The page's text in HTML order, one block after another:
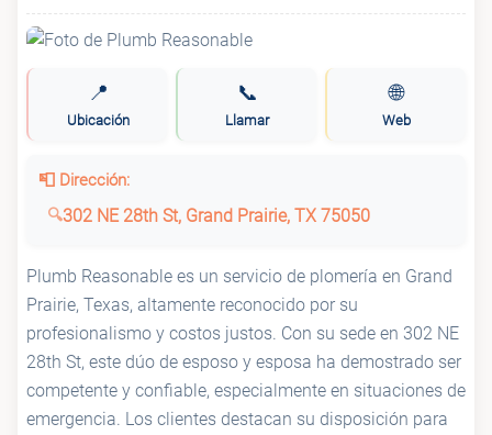
📍
Ubicación
📞
Llamar
🌐
Web
📮 Dirección:
302 NE 28th St, Grand Prairie, TX 75050
Plumb Reasonable es un servicio de plomería en Grand
Prairie, Texas, altamente reconocido por su
profesionalismo y costos justos. Con su sede en 302 NE
28th St, este dúo de esposo y esposa ha demostrado ser
competente y confiable, especialmente en situaciones de
emergencia. Los clientes destacan su disposición para